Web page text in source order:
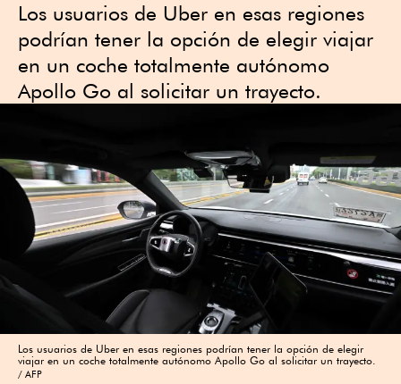
Los usuarios de Uber en esas regiones
podrían tener la opción de elegir viajar
en un coche totalmente autónomo
Apollo Go al solicitar un trayecto.
Los usuarios de Uber en esas regiones podrían tener la opción de elegir
viajar en un coche totalmente autónomo Apollo Go al solicitar un trayecto.
AFP